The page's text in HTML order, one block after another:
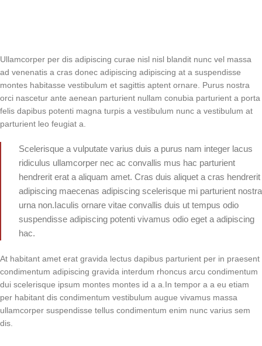
Ullamcorper per dis adipiscing curae nisl nisl blandit nunc vel massa
ad venenatis a cras donec adipiscing adipiscing at a suspendisse
montes habitasse vestibulum et sagittis aptent ornare. Purus nostra
orci nascetur ante aenean parturient nullam conubia parturient a porta
felis dapibus potenti magna turpis a vestibulum nunc a vestibulum at
parturient leo feugiat a.
Scelerisque a vulputate varius duis a purus nam integer lacus
ridiculus ullamcorper nec ac convallis mus hac parturient
hendrerit erat a aliquam amet. Cras duis aliquet a cras hendrerit
adipiscing maecenas adipiscing scelerisque mi parturient nostra
urna non.Iaculis ornare vitae convallis duis ut tempus odio
suspendisse adipiscing potenti vivamus odio eget a adipiscing
hac.
At habitant amet erat gravida lectus dapibus parturient per in praesent
condimentum adipiscing gravida interdum rhoncus arcu condimentum
dui scelerisque ipsum montes montes id a a.In tempor a a eu etiam
per habitant dis condimentum vestibulum augue vivamus massa
ullamcorper suspendisse tellus condimentum enim nunc varius sem
dis.